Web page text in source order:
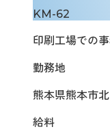
KM-62
印刷工場での
勤務地
熊本県熊本市
給料